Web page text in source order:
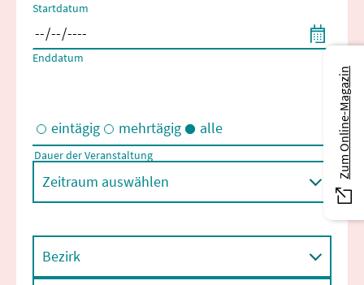
Startdatum
Enddatum
Eintägige und/oder mehrtägige Veranstaltungen
eintägig mehrtägig alle
Dauer der Veranstaltung
Zeitraum auswählen
Bezirk
Zum Online-Magazin